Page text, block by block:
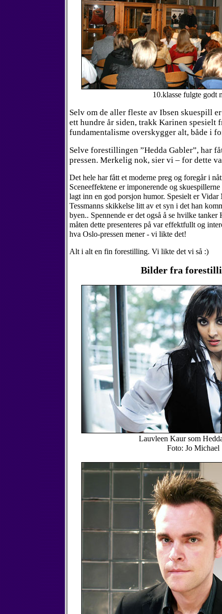
10.klasse fulgte godt
Selv om de aller fleste av Ibsen skuespill
ett hundre år siden, trakk Karinen spesielt
fundamentalisme overskygger alt, både i
Selve forestillingen ”Hedda Gabler”, har
pressen. Merkelig nok, sier vi – for dette
Det hele har fått et moderne preg og foregår i
Sceneeffektene er imponerende og
lagt inn en god porsjon humor. Spesielt er Vidar
Tessmanns skikkelse litt av et syn i det han
byen.. Spennende er det også å se hvilke
måten dette presenteres på var effektfullt og
hva Oslo-pressen mener - vi likte det!
Alt i alt en fin forestilling. Vi likte det vi så :)
Bilder fra
Lauvleen Kaur som
Foto: Jo Michael